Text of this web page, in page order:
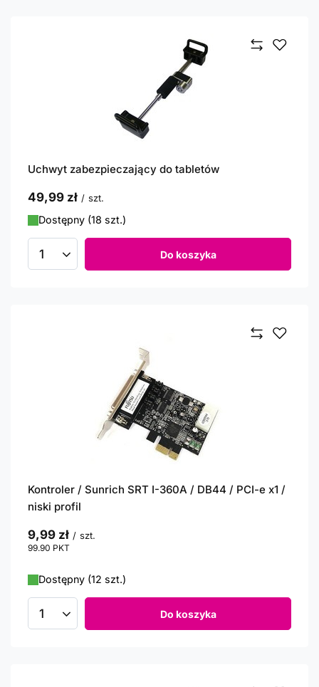
Uchwyt zabezpieczający do tabletów
49,99 zł / szt.
Dostępny (18 szt.)
Ilość produktów Do koszyka
Kontroler / Sunrich SRT I-360A / DB44 / PCI-e x1 /
niski profil
9,99 zł / szt.
99.90 PKT
Dostępny (12 szt.)
Ilość produktów Do koszyka